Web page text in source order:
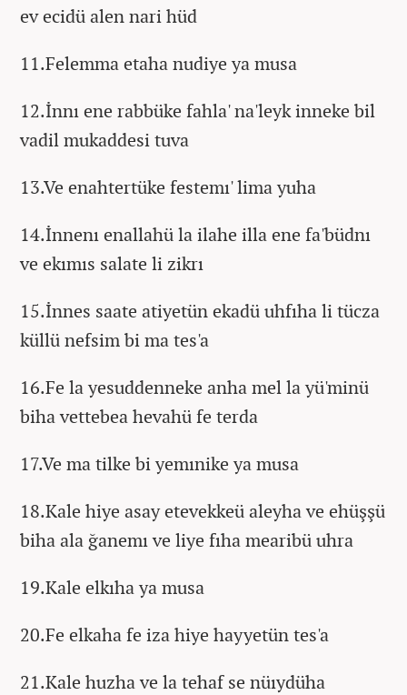
ev ecidü alen nari hüd
11.Felemma etaha nudiye ya musa
12.İnnı ene rabbüke fahla' na'leyk inneke bil
vadil mukaddesi tuva
13.Ve enahtertüke festemı' lima yuha
14.İnnenı enallahü la ilahe illa ene fa'büdnı
ve ekımıs salate li zikrı
15.İnnes saate atiyetün ekadü uhfıha li tücza
küllü nefsim bi ma tes'a
16.Fe la yesuddenneke anha mel la yü'minü
biha vettebea hevahü fe terda
17.Ve ma tilke bi yemınike ya musa
18.Kale hiye asay etevekkeü aleyha ve ehüşşü
biha ala ğanemı ve liye fıha mearibü uhra
19.Kale elkıha ya musa
20.Fe elkaha fe iza hiye hayyetün tes'a
21.Kale huzha ve la tehaf se nüıydüha